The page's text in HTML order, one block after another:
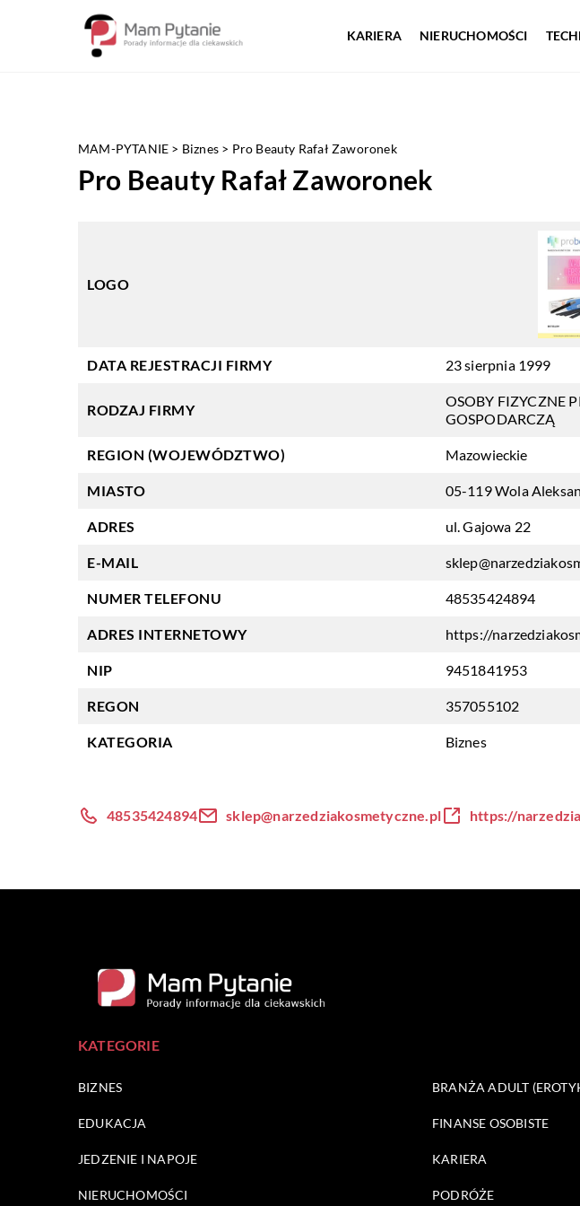
KARIERA NIERUCHOMOŚCI
MAM-PYTANIE > Biznes > Pro Beauty Rafał Zaworonek
Pro Beauty Rafał Zaworonek
LOGO
DATA REJESTRACJI FIRMY 23 sierpnia 1999
RODZAJ FIRMY
OSOBY FIZYCZNE
GOSPODARCZĄ
REGION (WOJEWÓDZTWO) Mazowieckie
MIASTO 05-119 Wola
ADRES ul. Gajowa 22
E-MAIL
NUMER TELEFONU 48535424894
ADRES INTERNETOWY https://
NIP 9451841953
REGON 357055102
KATEGORIA Biznes
48535424894 sklep@narzedziakosmetyczne.pl https://
KATEGORIE
BIZNES BRANŻA ADULT
EDUKACJA FINANSE OSOBISTE
JEDZENIE I NAPOJE KARIERA
NIERUCHOMOŚCI PODRÓŻE